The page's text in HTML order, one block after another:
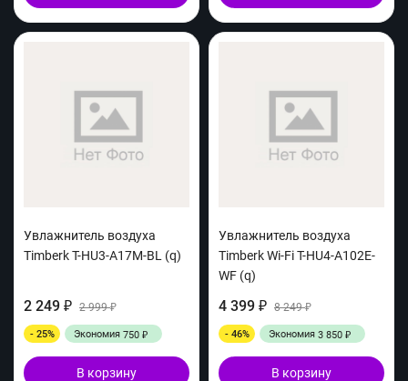
Увлажнитель воздуха
Timberk T-HU3-A17M-BL (q)
2 249 ₽ 2 999₽
- 25% Экономия 750 ₽
В корзину
Увлажнитель воздуха
Timberk Wi-Fi T-HU4-A102E-
WF (q)
4 399 ₽ 8 249₽
- 46% Экономия 3 850 ₽
В корзину